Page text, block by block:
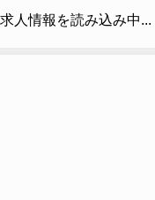
求人情報を読み込み中...